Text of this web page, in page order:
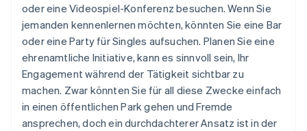
oder eine Videospiel-Konferenz besuchen. Wenn Sie
jemanden kennenlernen möchten, könnten Sie eine Bar
oder eine Party für Singles aufsuchen. Planen Sie eine
ehrenamtliche Initiative, kann es sinnvoll sein, Ihr
Engagement während der Tätigkeit sichtbar zu
machen. Zwar könnten Sie für all diese Zwecke einfach
in einen öffentlichen Park gehen und Fremde
ansprechen, doch ein durchdachterer Ansatz ist in der